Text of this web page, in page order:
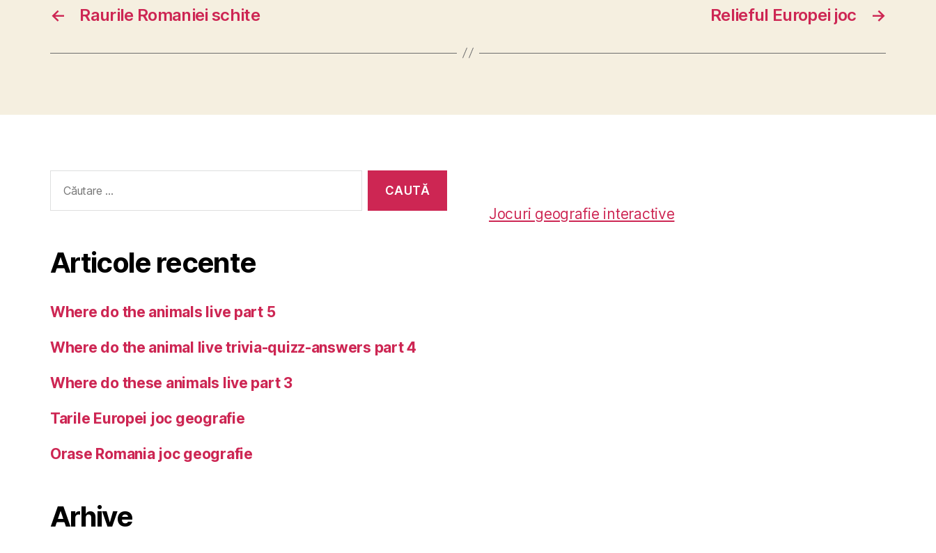
← Raurile Romaniei schite →
Relieful Europei joc
după:
Articole recente
Where do the animals live part 5
Where do the animal live trivia-quizz-answers part 4
Where do these animals live part 3
Tarile Europei joc geografie
Orase Romania joc geografie
Arhive
Jocuri geografie interactive